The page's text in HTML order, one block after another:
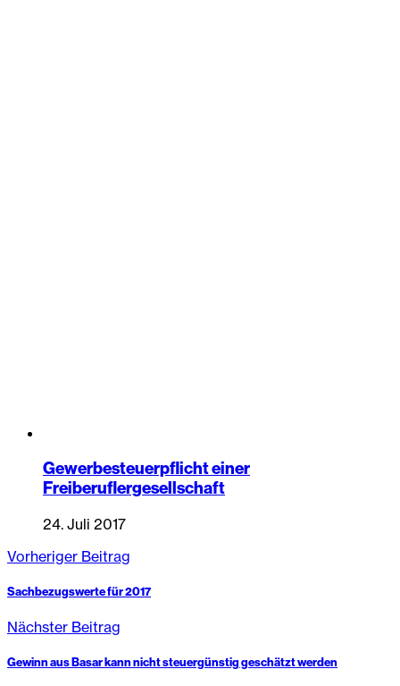
Gewerbesteuerpflicht einer
Freiberuflergesellschaft
24. Juli 2017
Vorheriger Beitrag
Sachbezugswerte für 2017
Nächster Beitrag
Gewinn aus Basar kann nicht steuergünstig geschätzt werden